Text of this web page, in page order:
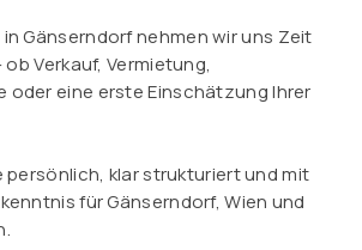
Gänserndorf nehmen wir uns Zeit
Verkauf, Vermietung,
oder eine erste Einschätzung Ihrer
persönlich, klar strukturiert und mit
für Gänserndorf, Wien und